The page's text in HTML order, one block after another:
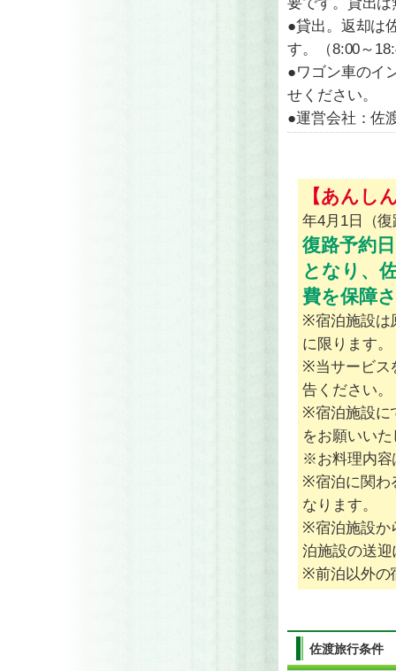
●貸出。返却は
す。（8:00～
●ワゴン車のイ
せください。
●運営会社：佐
【あんし
年4月1日（
復路予約
となり、
費を保障
※宿泊施設は
に限ります。
※当サービス
告ください。
※宿泊施設に
をお願いい
※お料理内容
※宿泊に関わ
なります。
※宿泊施設か
泊施設の送
※前泊以外の
佐渡旅行条件